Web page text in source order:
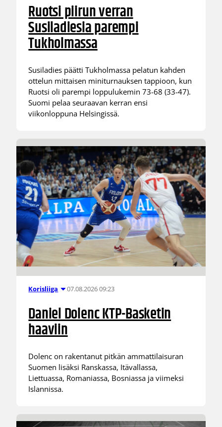
Ruotsi piirun verran
Susiladiesia parempi
Tukholmassa
Susiladies päätti Tukholmassa pelatun kahden
ottelun mittaisen miniturnauksen tappioon, kun
Ruotsi oli parempi loppulukemin 73-68 (33-47).
Suomi pelaa seuraavan kerran ensi
viikonloppuna Helsingissä.
Korisliiga 07.08.2026 09:23
Daniel Dolenc KTP-Basketin
haaviin
Dolenc on rakentanut pitkän ammattilaisuran
Suomen lisäksi Ranskassa, Itävallassa,
Liettuassa, Romaniassa, Bosniassa ja viimeksi
Islannissa.